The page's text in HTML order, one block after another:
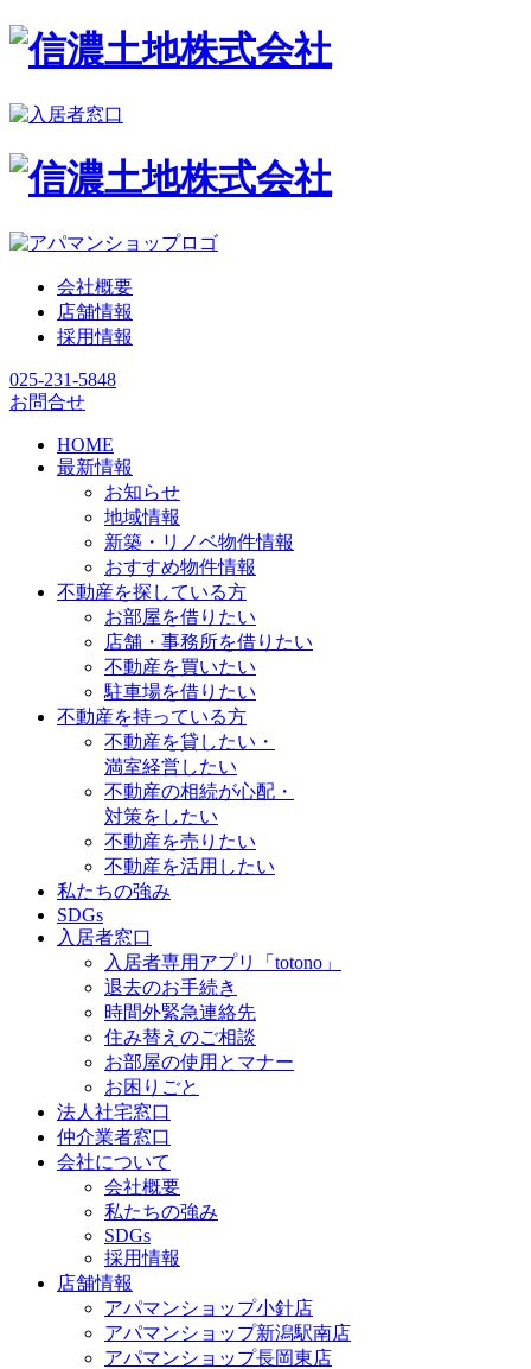
会社概要
店舗情報
採用情報
025-231-5848
お問合せ
HOME
最新情報
お知らせ
地域情報
新築・リノベ物件情報
おすすめ物件情報
不動産を探している方
お部屋を借りたい
店舗・事務所を借りたい
不動産を買いたい
駐車場を借りたい
不動産を持っている方
不動産を貸したい・
満室経営したい
不動産の相続が心配・
対策をしたい
不動産を売りたい
不動産を活用したい
私たちの強み
SDGs
入居者窓口
入居者専用アプリ「totono」
退去のお手続き
時間外緊急連絡先
住み替えのご相談
お部屋の使用とマナー
お困りごと
法人社宅窓口
仲介業者窓口
会社について
会社概要
私たちの強み
SDGs
採用情報
店舗情報
アパマンショップ小針店
アパマンショップ新潟駅南店
アパマンショップ長岡東店